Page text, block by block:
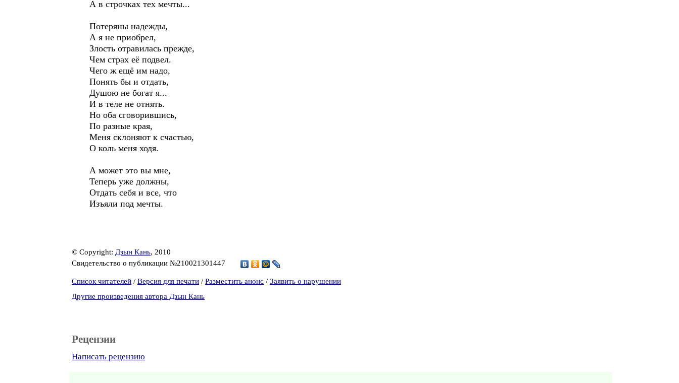
А в строчках тех мечты...
Потеряны надежды,
А я не приобрел,
Злость отравилась прежде,
Чем страх её подвел.
Чего ж ещё им надо,
Понять бы и отдать,
Душою не богат я...
И в теле не отнять.
Но оба сговорившись,
По разные края,
Меня склоняют к счастью,
О коль меня ходя.
А может это вы мне,
Теперь уже должны,
Отдать себя и все, что
Изъяли под мечты.
© Copyright: Дзын Кань, 2010
Свидетельство о публикации №210021301447
Список читателей / Версия для печати / Разместить анонс / Заявить о нарушении
Другие произведения автора Дзын Кань
Рецензии
Написать рецензию